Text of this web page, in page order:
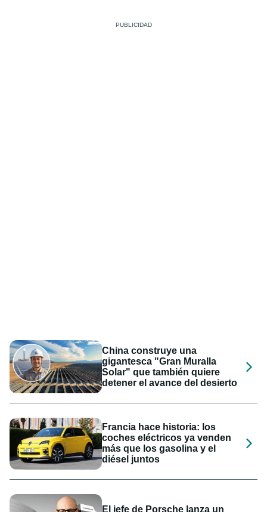
China construye una
gigantesca "Gran Muralla
Solar" que también quiere
detener el avance del desierto
Francia hace historia: los
coches eléctricos ya venden
más que los gasolina y el
diésel juntos
El jefe de Porsche lanza un